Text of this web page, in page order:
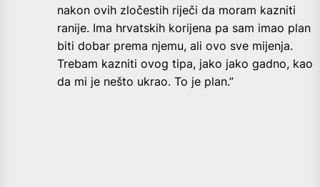
nakon ovih zločestih riječi da moram kazniti
ranije. Ima hrvatskih korijena pa sam imao plan
biti dobar prema njemu, ali ovo sve mijenja.
Trebam kazniti ovog tipa, jako jako gadno, kao
da mi je nešto ukrao. To je plan.”